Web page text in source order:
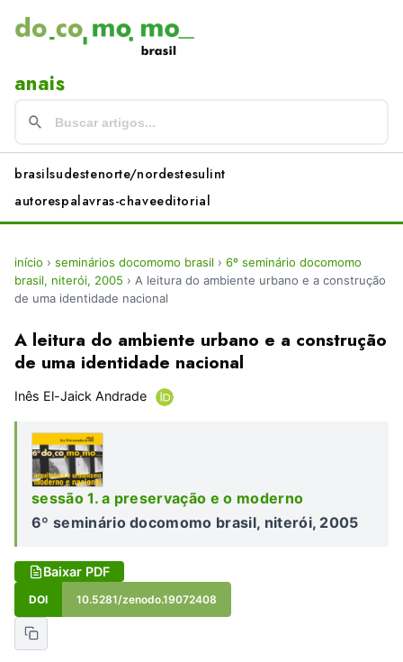
anais
brasilsudestenorte/nordestesulint
autorespalavras-chaveeditorial
início › seminários docomomo brasil › 6º seminário docomomo
brasil, niterói, 2005 › A leitura do ambiente urbano e a construção
de uma identidade nacional
A leitura do ambiente urbano e a construção
de uma identidade nacional
Inês El-Jaick Andrade
sessão 1. a preservação e o moderno
6º seminário docomomo brasil, niterói, 2005
Baixar PDF
DOI 10.5281/zenodo.19072408